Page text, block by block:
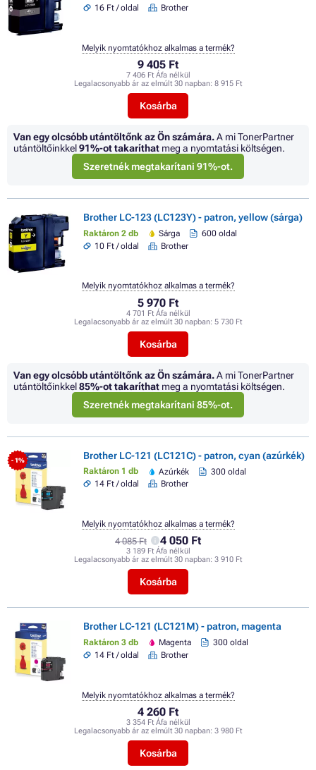
16 Ft / oldal
Brother
9 405 Ft
7 406 Ft Áfa nélkül
Legalacsonyabb ár az elmúlt 30 napban: 8 915 Ft
Kosárba
Melyik nyomtatókhoz alkalmas a termék?
Van egy olcsóbb utántöltőnk az Ön számára.A mi TonerPartner
utántöltőinkkel91%-ot takaríthat meg a nyomtatási költségen.
Szeretnék megtakarítani 91%-ot.
Brother LC-123 (LC123Y) - patron, yellow (sárga)
Raktáron 2 db Sárga
600 oldal
10 Ft / oldal
Brother
5 970 Ft
4 701 Ft Áfa nélkül
Legalacsonyabb ár az elmúlt 30 napban: 5 730 Ft
Kosárba
Melyik nyomtatókhoz alkalmas a termék?
Van egy olcsóbb utántöltőnk az Ön számára.A mi TonerPartner
utántöltőinkkel85%-ot takaríthat meg a nyomtatási költségen.
Szeretnék megtakarítani 85%-ot.
- 1% Brother LC-121 (LC121C) - patron, cyan (azúrkék)
Raktáron 1 db Azúrkék
300 oldal
14 Ft / oldal
Brother
4 085 Ft 4 050 Ft
3 189 Ft Áfa nélkül
Legalacsonyabb ár az elmúlt 30 napban: 3 910 Ft
Kosárba
Melyik nyomtatókhoz alkalmas a termék?
Brother LC-121 (LC121M) - patron, magenta
Raktáron 3 db Magenta
300 oldal
14 Ft / oldal
Brother
4 260 Ft
3 354 Ft Áfa nélkül
Legalacsonyabb ár az elmúlt 30 napban: 3 980 Ft
Kosárba
Melyik nyomtatókhoz alkalmas a termék?